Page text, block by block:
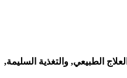
الطبيعي, والتغذية السليمة,